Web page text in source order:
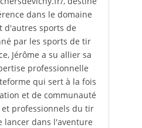
dans le domaine
d'autres sports de
par les sports de tir
Jérôme a su allier sa
professionnelle
qui sert à la fois
et de communauté
professionnels du tir
lancer dans l'aventure